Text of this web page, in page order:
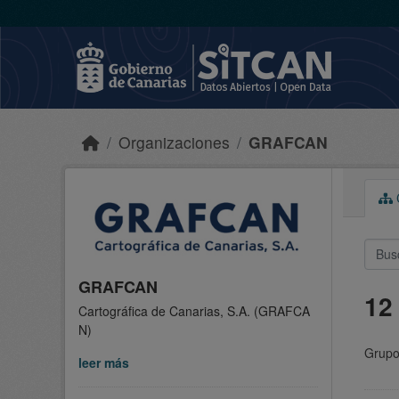
Organizaciones GRAFCAN
GRAFCAN
Cartográfica de Canarias, S.A. (GRAFCA
N)
leer más